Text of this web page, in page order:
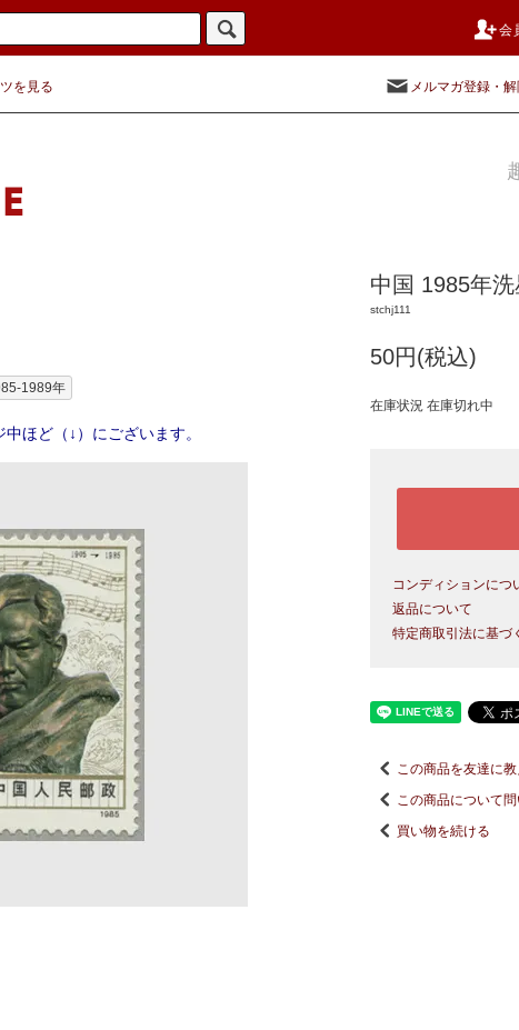
会
を見る メルマガ登録・
1989年
中ほど（↓）にございます。
中国 1985年
stchj111
50円(税込)
在庫状況 在庫切れ中
コンディションにつ
返品について
特定商取引法に基づ
この商品を友達に
この商品について
買い物を続ける